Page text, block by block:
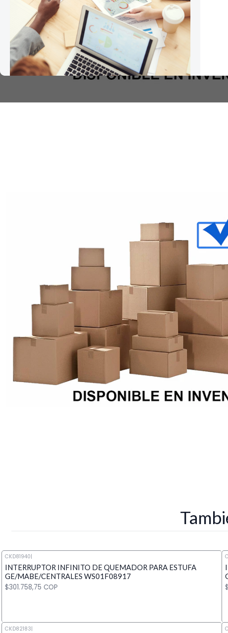
CKD81940|
INTERRUPTOR INFINITO DE QUEMADOR PARA ESTUFA
GE/MABE/CENTRALES WS01F08917
$301.758,75 COP
CKD82183|